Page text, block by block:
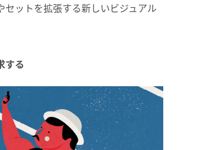
セットを拡張する新しいビジュアル
する